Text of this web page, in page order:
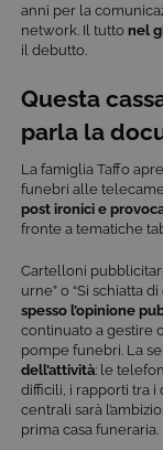
anni per la
network. Il tutto nel
il debutto.
Questa
parla la
La famiglia Taffo
funebri alle
post ironici e
fronte a tematiche
Cartelloni
urne” o “Si schiatta
spesso l’opinione
continuato a gestire
pompe funebri. La
dell’attività: le
difficili, i rapporti tra
centrali sarà
prima casa funeraria.